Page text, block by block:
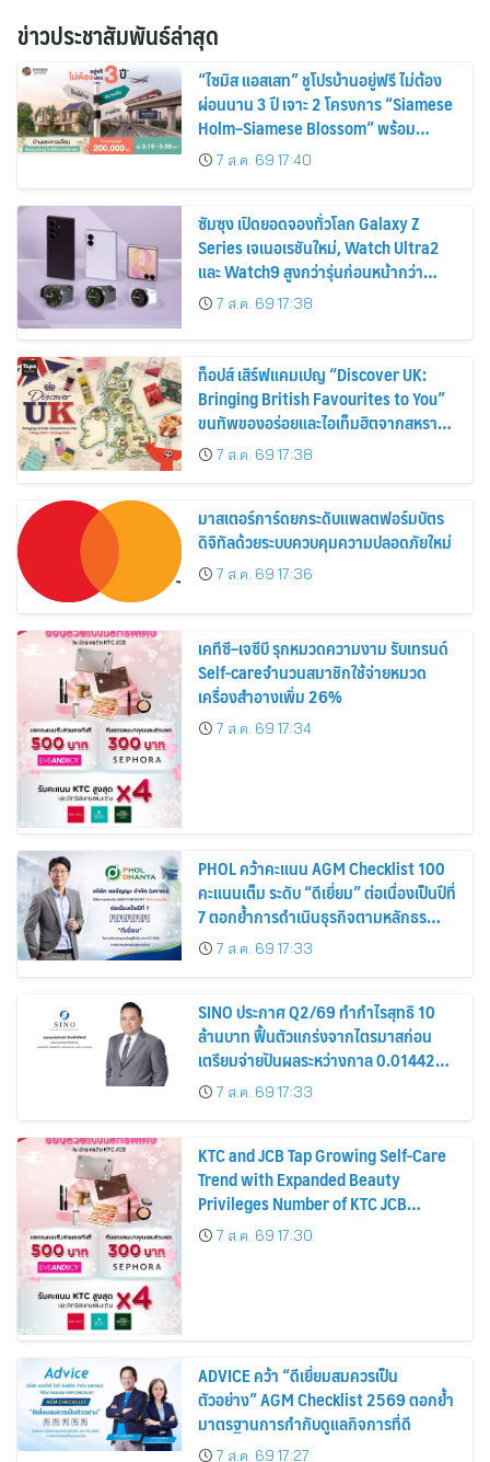
ข่าวประชาสัมพันธ์ล่าสุด
“ไซมิส แอสเสท” ชูโปรบ้านอยู่ฟรี ไม่ต้อง
ผ่อนนาน 3 ปี เจาะ 2 โครงการ “Siamese
Holm–Siamese Blossom” พร้อม
ส่วนลดและสิทธิพิเศษถึง 31 สิงหาคม
2569
7 ส.ค. 69 17:40
ซัมซุง เปิดยอดจองทั่วโลก Galaxy Z
Series เจเนอเรชันใหม่, Watch Ultra2
และ Watch9 สูงกว่ารุ่นก่อนหน้ากว่า
30%7 ส.ค. 69 17:38
ท็อปส์ เสิร์ฟแคมเปญ “Discover UK:
Bringing British Favourites to You”
ขนทัพของอร่อยและไอเท็มฮิตจากสหราช
อาณาจักร ส่งตรงถึงมือตั้งแต่วันนี้ – 18
สิงหาคมนี้
7 ส.ค. 69 17:38
มาสเตอร์การ์ดยกระดับแพลตฟอร์มบัตร
ดิจิทัลด้วยระบบควบคุมความปลอดภัยใหม่
7 ส.ค. 69 17:36
เคทีซี–เจซีบี รุกหมวดความงาม รับเทรนด์
Self-careจำนวนสมาชิกใช้จ่ายหมวด
เครื่องสำอางเพิ่ม 26%
7 ส.ค. 69 17:34
PHOL คว้าคะแนน AGM Checklist 100
คะแนนเต็ม ระดับ “ดีเยี่ยม” ต่อเนื่องเป็นปีที่
7 ตอกย้ำการดำเนินธุรกิจตามหลักธร
รมาภิบาล โปร่งใส สร้างความเชื่อมั่นผู้ถือ
หุ้น
7 ส.ค. 69 17:33
SINO ประกาศ Q2/69 ทำกำไรสุทธิ 10
ล้านบาท ฟื้นตัวแกร่งจากไตรมาสก่อน
เตรียมจ่ายปันผลระหว่างกาล 0.014423
บาทต่อหุ้น ครึ่งปีหลังมุ่งเติบโตต่อเนื่อง
7 ส.ค. 69 17:33
KTC and JCB Tap Growing Self-Care
Trend with Expanded Beauty
Privileges Number of KTC JCB
Cardmembers Spending on
Cosmetics Rises 26%
7 ส.ค. 69 17:30
ADVICE คว้า “ดีเยี่ยมสมควรเป็น
ตัวอย่าง” AGM Checklist 2569 ตอกย้ำ
มาตรฐานการกำกับดูแลกิจการที่ดี
7 ส.ค. 69 17:27